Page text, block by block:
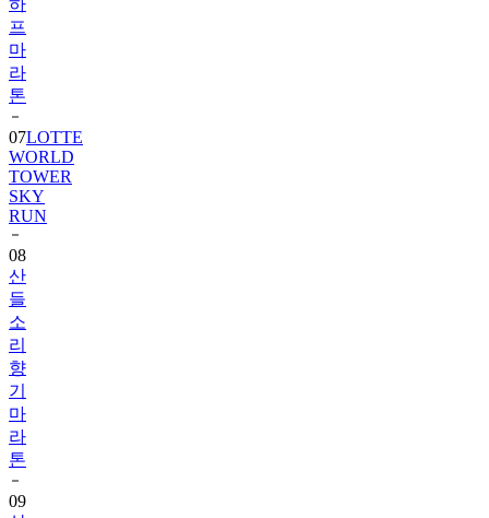
마
라
톤
07
WORLD
TOWER
SKY
RUN
08
산
들
소
리
향
기
마
라
톤
09
상
주